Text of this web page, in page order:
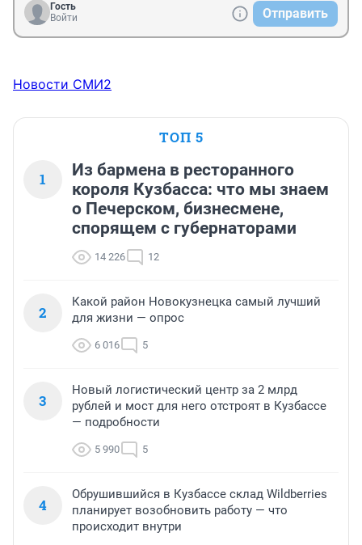
Гость
Войти
Отправить
Новости СМИ2
ТОП 5
1
Из бармена в ресторанного
короля Кузбасса: что мы знаем
о Печерском, бизнесмене,
спорящем с губернаторами
14 226 12
2
Какой район Новокузнецка самый лучший
для жизни — опрос
6 016 5
3
Новый логистический центр за 2 млрд
рублей и мост для него отстроят в Кузбассе
— подробности
5 990 5
4
Обрушившийся в Кузбассе склад Wildberries
планирует возобновить работу — что
происходит внутри